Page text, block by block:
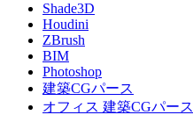
Shade3D
Houdini
ZBrush
BIM
Photoshop
建築CGパース
オフィス 建築CGパース